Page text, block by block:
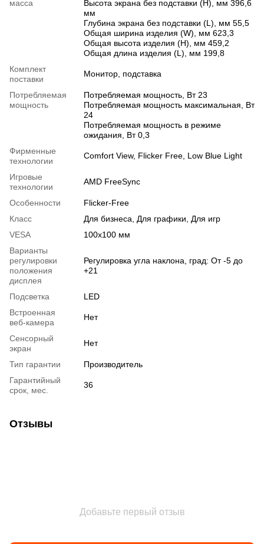
масса
Высота экрана без подставки (H), мм 396,6
мм
Глубина экрана без подставки (L), мм 55,5
Общая ширина изделия (W), мм 623,3
Общая высота изделия (H), мм 459,2
Общая длина изделия (L), мм 199,8
Комплект
поставки
Монитор, подставка
Потребляемая
мощность
Потребляемая мощность, Вт 23
Потребляемая мощность максимальная, Вт
24
Потребляемая мощность в режиме
ожидания, Вт 0,3
Фирменные
технологии
Comfort View, Flicker Free, Low Blue Light
Игровые
технологии
AMD FreeSync
Особенности
Flicker-Free
Класс
Для бизнеса, Для графики, Для игр
VESA
100х100 мм
Варианты
регулировки
положения
дисплея
Регулировка угла наклона, град: От -5 до
+21
Подсветка
LED
Встроенная
веб-камера
Нет
Сенсорный
экран
Нет
Тип гарантии
Производитель
Гарантийный
срок, мес.
36
Отзывы
Добавьте первый отзыв